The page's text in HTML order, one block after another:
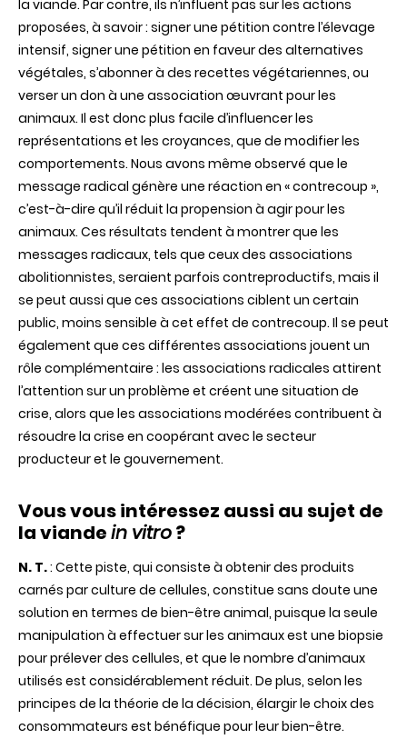
la viande. Par contre, ils n’influent pas sur les actions
proposées, à savoir : signer une pétition contre l’élevage
intensif, signer une pétition en faveur des alternatives
végétales, s’abonner à des recettes végétariennes, ou
verser un don à une association œuvrant pour les
animaux. Il est donc plus facile d’influencer les
représentations et les croyances, que de modifier les
comportements. Nous avons même observé que le
message radical génère une réaction en « contrecoup »,
c’est-à-dire qu’il réduit la propension à agir pour les
animaux. Ces résultats tendent à montrer que les
messages radicaux, tels que ceux des associations
abolitionnistes, seraient parfois contreproductifs, mais il
se peut aussi que ces associations ciblent un certain
public, moins sensible à cet effet de contrecoup. Il se peut
également que ces différentes associations jouent un
rôle complémentaire : les associations radicales attirent
l’attention sur un problème et créent une situation de
crise, alors que les associations modérées contribuent à
résoudre la crise en coopérant avec le secteur
producteur et le gouvernement.
Vous vous intéressez aussi au sujet de
la viandein vitro?
N. T.: Cette piste, qui consiste à obtenir des produits
carnés par culture de cellules, constitue sans doute une
solution en termes de bien-être animal, puisque la seule
manipulation à effectuer sur les animaux est une biopsie
pour prélever des cellules, et que le nombre d’animaux
utilisés est considérablement réduit. De plus, selon les
principes de la théorie de la décision, élargir le choix des
consommateurs est bénéfique pour leur bien-être.